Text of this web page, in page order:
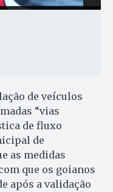
de veículos
“vias
de fluxo
de
as medidas
que os goianos
após a validação